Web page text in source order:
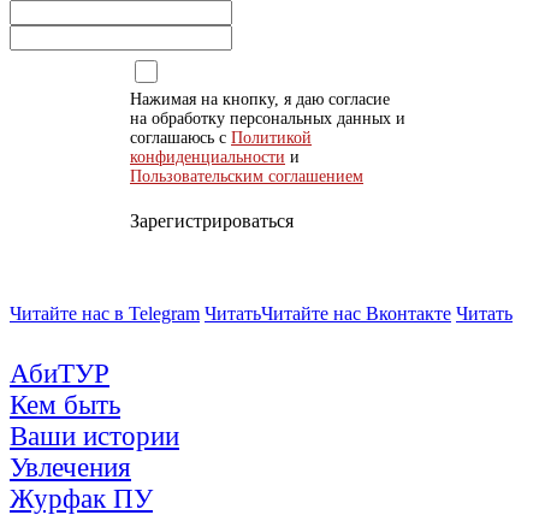
Нажимая на кнопку, я даю согласие
на обработку персональных данных и
соглашаюсь с Политикой
конфиденциальности и
Пользовательским соглашением
Зарегистрироваться
Читайте нас в Telegram ЧитатьЧитайте нас Вконтакте Читать
АбиТУР
Кем быть
Ваши истории
Увлечения
Журфак ПУ